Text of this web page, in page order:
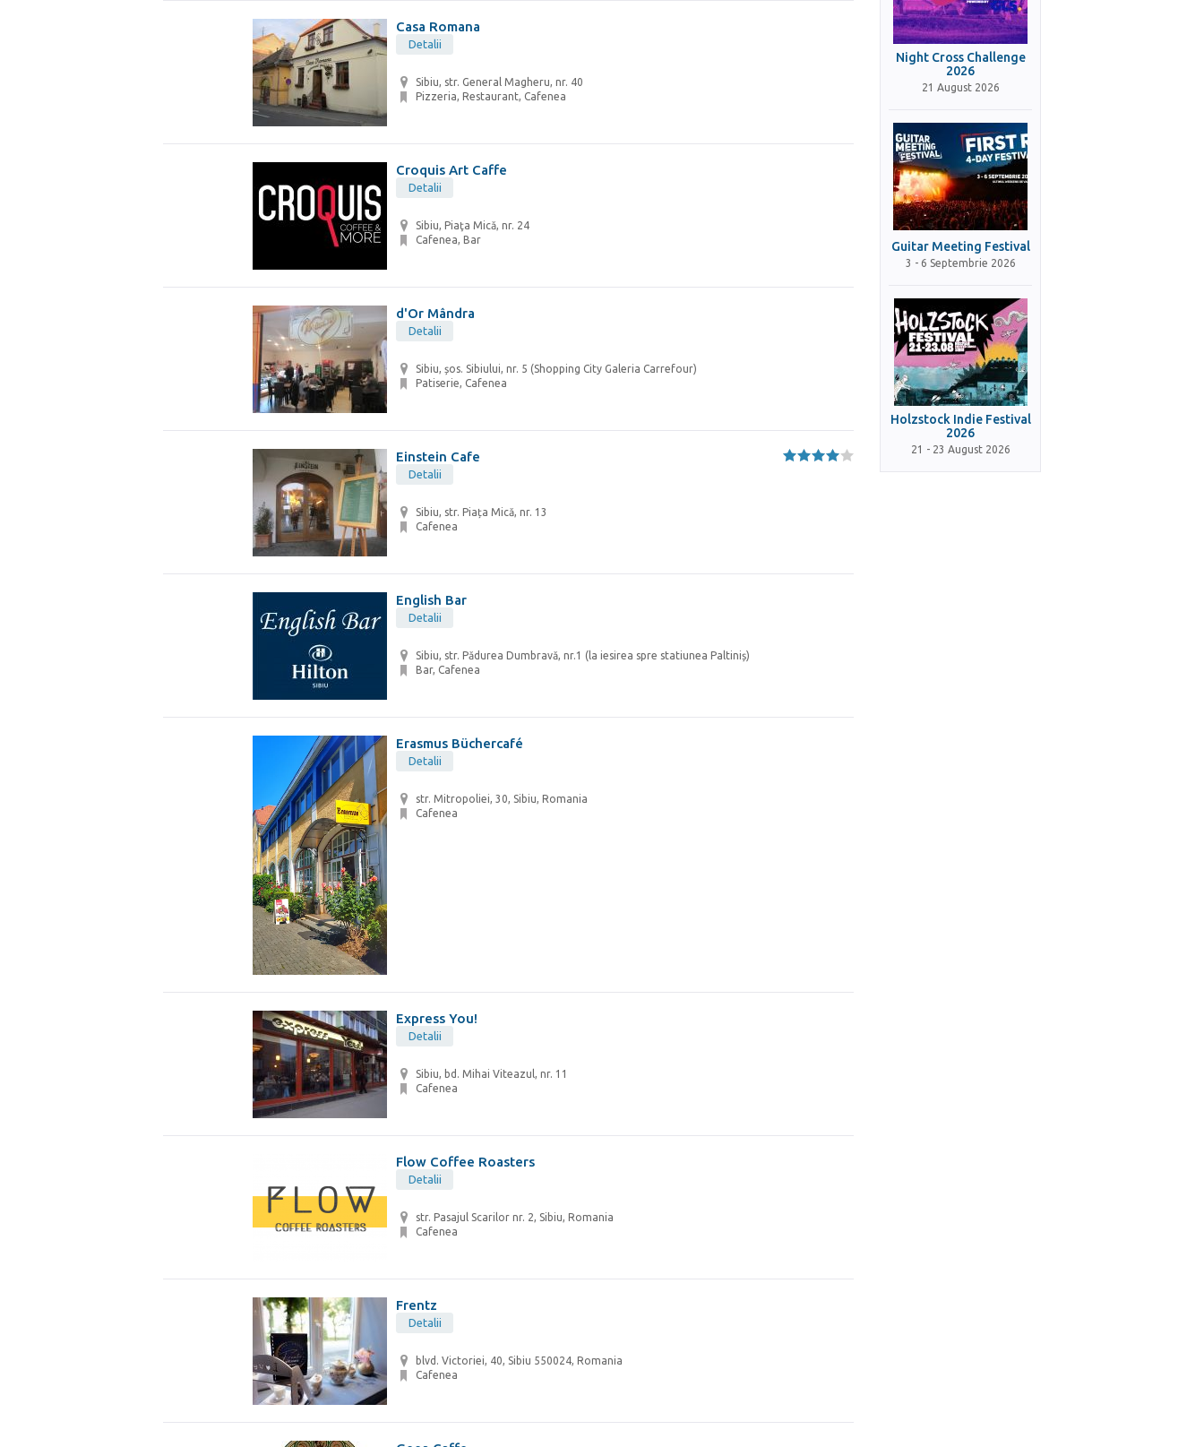
Casa Romana
Detalii
Sibiu, str. General Magheru, nr. 40
Pizzeria, Restaurant, Cafenea
Croquis Art Caffe
Detalii
Sibiu, Piaţa Mică, nr. 24
Cafenea, Bar
d'Or Mândra
Detalii
Sibiu, șos. Sibiului, nr. 5 (Shopping City Galeria Carrefour)
Patiserie, Cafenea
Einstein Cafe
Detalii
Sibiu, str. Piața Mică, nr. 13
Cafenea
English Bar
Detalii
Sibiu, str. Pădurea Dumbravă, nr.1 (la iesirea spre statiunea Paltiniș)
Bar, Cafenea
Erasmus Büchercafé
Detalii
str. Mitropoliei, 30, Sibiu, Romania
Cafenea
Express You!
Detalii
Sibiu, bd. Mihai Viteazul, nr. 11
Cafenea
Flow Coffee Roasters
Detalii
str. Pasajul Scarilor nr. 2, Sibiu, Romania
Cafenea
Frentz
Detalii
blvd. Victoriei, 40, Sibiu 550024, Romania
Cafenea
Night Cross Challenge
2026
21 August 2026
Guitar Meeting Festival
3 - 6 Septembrie 2026
Holzstock Indie Festival
2026
21 - 23 August 2026